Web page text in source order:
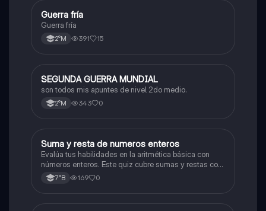
Historia
Guerra fría
Guerra fría
2°M 391 15
Historia
SEGUNDA GUERRA MUNDIAL
son todos mis apuntes de nivel 2do medio.
2°M 343 0
SMatemáticas
Suma y resta de numeros enteros
Evalúa tus habilidades en la aritmética básica con
números enteros. Este quiz cubre sumas y restas con
números positivos y negativos.
7°B 169 0